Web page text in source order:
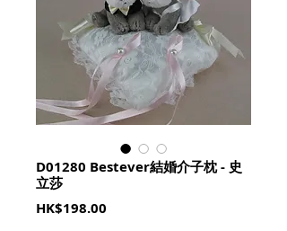
D01280 Bestever結婚介子枕 - 史
立莎
HK$198.00